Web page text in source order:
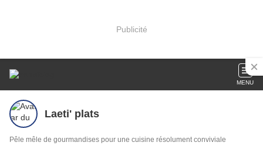
Publicité
MENU
Laeti' plats
Pêle mêle de gourmandises pour une cuisine résolument conviviale